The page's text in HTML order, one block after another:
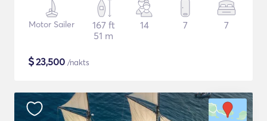
Motor Sailer
167 ft
51 m
14 7 7
$23,500 /nakts